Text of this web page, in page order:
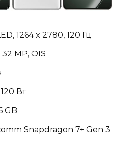
1264 x 2780, 120 Гц
MP, OIS
Вт
GB
Snapdragon 7+ Gen 3